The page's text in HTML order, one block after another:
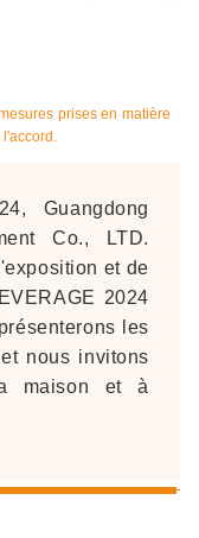
prises en matière
l'accord.
Guangdong
Co., LTD.
et de
2024
les
nous invitons
maison et à